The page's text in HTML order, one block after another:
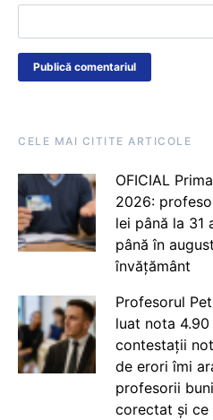
CELE MAI CITITE ARTICOLE
OFICIAL
2026:
lei până la 31
până în
învățământ
Profesorul
luat nota
contestații
de erori îmi
profesorii
corectat și ce